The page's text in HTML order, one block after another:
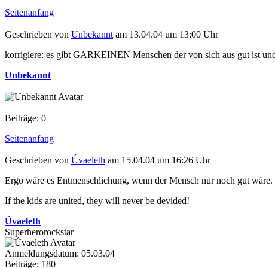
Seitenanfang
Geschrieben von Unbekannt am 13.04.04 um 13:00 Uhr
korrigiere: es gibt GARKEINEN Menschen der von sich aus gut ist
Unbekannt
Beiträge: 0
Seitenanfang
Geschrieben von Úvaeleth am 15.04.04 um 16:26 Uhr
Ergo wäre es Entmenschlichung, wenn der Mensch nur noch gut wäre.
If the kids are united, they will never be devided!
Úvaeleth
Superherorockstar
Anmeldungsdatum: 05.03.04
Beiträge: 180